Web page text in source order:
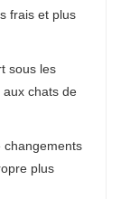
frais et plus
sous les
chats de
changements
plus